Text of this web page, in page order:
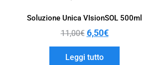
Soluzione Unica VIsionSOL 500ml
11,00€ 6,50€
Leggi tutto